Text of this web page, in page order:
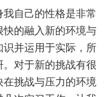
自己的性格是非常
快的融入新的环境与
识并运用于实际，所
对于新的挑战有很
挑战与压力的环境